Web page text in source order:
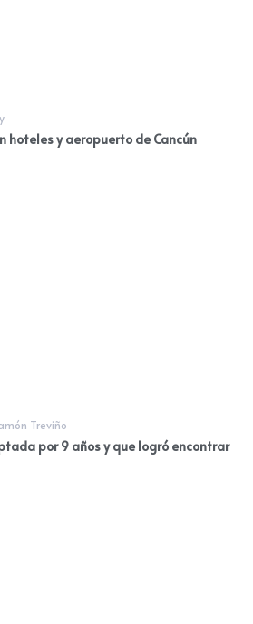
hoteles y aeropuerto de Cancún
Treviño
por 9 años y que logró encontrar